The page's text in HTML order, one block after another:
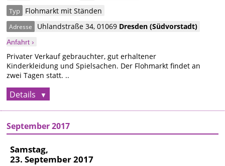
Typ Flohmarkt mit Ständen
Adresse Uhlandstraße 34,01069 Dresden(Südvorstadt)
Anfahrt ›
Privater Verkauf gebrauchter, gut erhaltener
Kinderkleidung und Spielsachen. Der Flohmarkt findet an
zwei Tagen statt. ..
Details
September 2017
Samstag,
23. September 2017